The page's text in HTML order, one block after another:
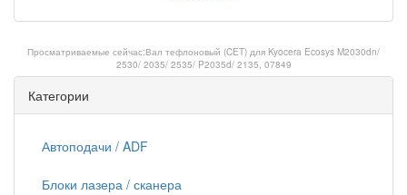
Просматриваемые сейчас:Вал тефлоновый (CET) для Kyocera Ecosys M2030dn/
2530/ 2035/ 2535/ P2035d/ 2135, 07849
Категории
Автоподачи / ADF
Блоки лазера / сканера